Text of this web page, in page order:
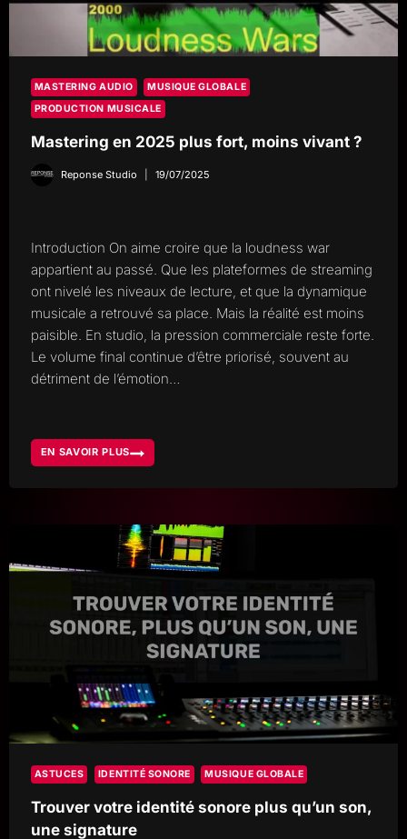
MASTERING AUDIO
MUSIQUE GLOBALE
PRODUCTION MUSICALE
Mastering en 2025 plus fort, moins vivant ?
Reponse Studio 19/07/2025
Introduction On aime croire que la loudness war
appartient au passé. Que les plateformes de streaming
ont nivelé les niveaux de lecture, et que la dynamique
musicale a retrouvé sa place. Mais la réalité est moins
paisible. En studio, la pression commerciale reste forte.
Le volume final continue d’être priorisé, souvent au
détriment de l’émotion…
EN SAVOIR PLUS
MASTERING
EN
ASTUCES IDENTITÉ SONORE MUSIQUE GLOBALE
Trouver votre identité sonore plus qu’un son,
une signature